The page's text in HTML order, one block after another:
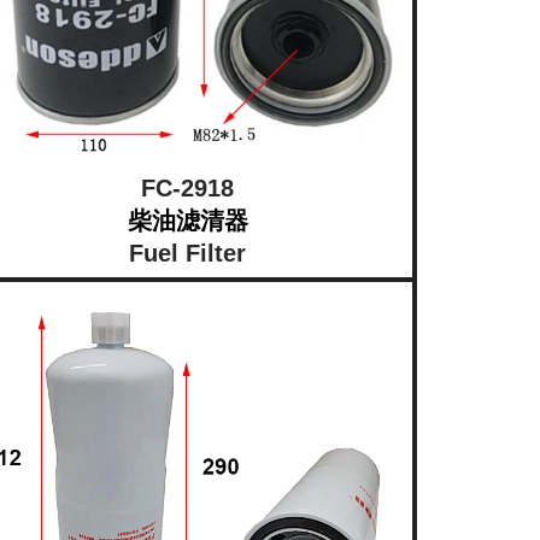
FC-2918
柴油滤清器
Fuel Filter